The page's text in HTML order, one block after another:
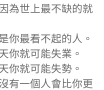
為世上最不缺的就
你最看不起的人。
你就可能失業。
你就可能失勢。
有一個人會比你更